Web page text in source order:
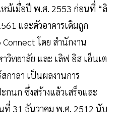
หม้เมื่อปี พ.ศ. 2553 ก่อนที่ “ลิ
และตัวอาคารเดิมถูก
โดย สำนักงาน
วิทยาลัย และ เลิฟ อิส เอ็นเต
กาลา เป็นผลงานการ
นก ซึ่งสร้างแล้วเสร็จและ
ที่ 31 ธันวาคม พ.ศ. 2512 นับ